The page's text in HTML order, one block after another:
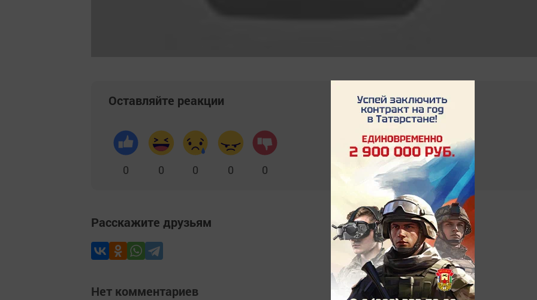
Оставляйте реакции
0 0 0 0 0
Расскажите друзьям
Нет комментариев